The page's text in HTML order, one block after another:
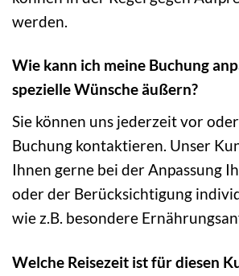
werden.
Wie kann ich meine Buchung
spezielle Wünsche äußern?
Sie können uns jederzeit vor
Buchung kontaktieren. Unser
Ihnen gerne bei der Anpassung
oder der Berücksichtigung
wie z.B. besondere
Welche Reisezeit ist für diesen